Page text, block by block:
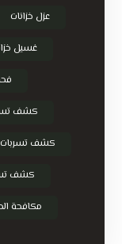
عزل خزانات
غسيل
كشف
كشف تسربات
كشف
مكافحة